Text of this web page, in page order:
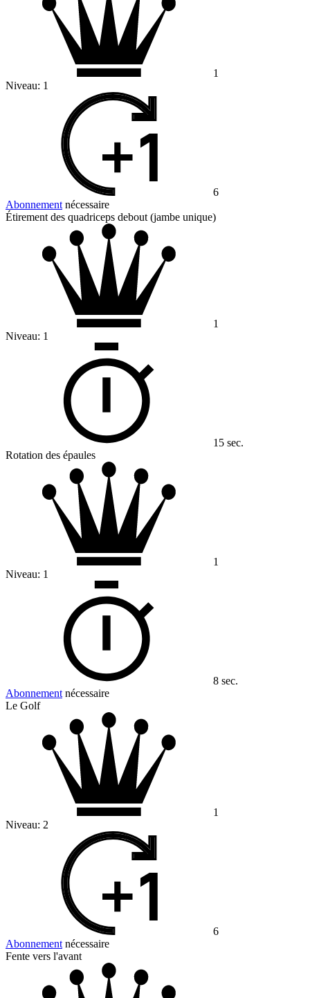
1
Niveau: 1
6
Abonnement nécessaire
Étirement des quadriceps debout (jambe unique)
1
Niveau: 1
15 sec.
Rotation des épaules
1
Niveau: 1
8 sec.
Abonnement nécessaire
Le Golf
1
Niveau: 2
6
Abonnement nécessaire
Fente vers l'avant